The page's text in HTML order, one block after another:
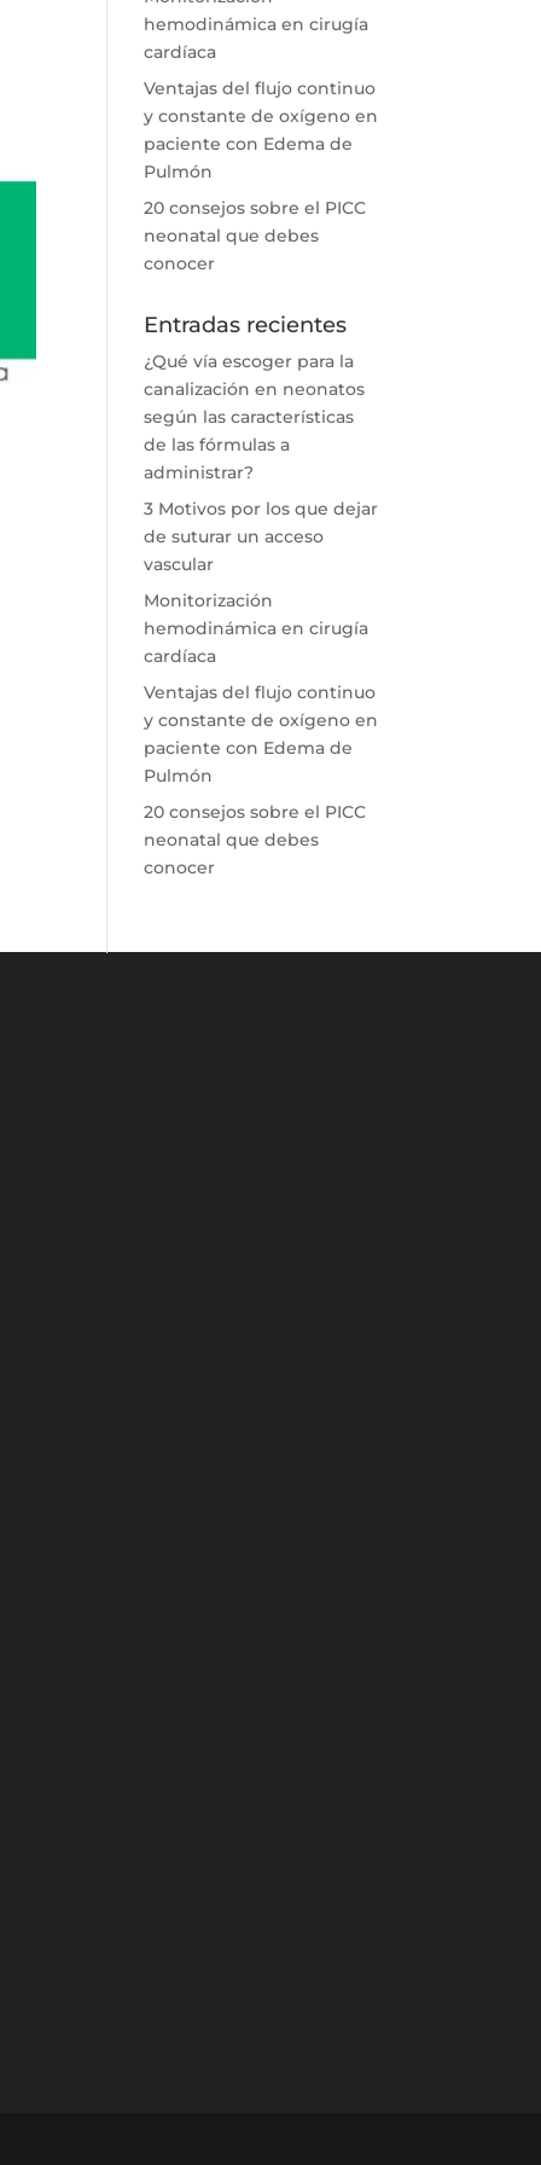
hemodinámica en cirugía
cardíaca
Ventajas del flujo continuo
y constante de oxígeno en
paciente con Edema de
Pulmón
20 consejos sobre el PICC
neonatal que debes
conocer
Entradas recientes
¿Qué vía escoger para la
canalización en neonatos
según las características
de las fórmulas a
administrar?
3 Motivos por los que dejar
de suturar un acceso
vascular
Monitorización
hemodinámica en cirugía
cardíaca
Ventajas del flujo continuo
y constante de oxígeno en
paciente con Edema de
Pulmón
20 consejos sobre el PICC
neonatal que debes
conocer